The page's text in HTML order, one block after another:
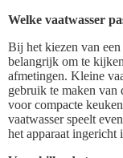
Welke vaatwasser
Bij het kiezen van
belangrijk om te
afmetingen. Kleine
gebruik te maken van
voor compacte
vaatwasser speelt
het apparaat ingericht